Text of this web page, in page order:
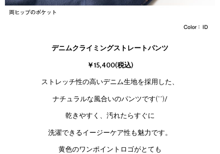
デニムクライミングストレートパンツ
￥15,400(税込)
ストレッチ性の高いデニム生地を採用した、
ナチュラルな風合いのパンツです(^^)/
乾きやすく、汚れたらすぐに
洗濯できるイージーケア性も魅力です。
黄色のワンポイントロゴがとても